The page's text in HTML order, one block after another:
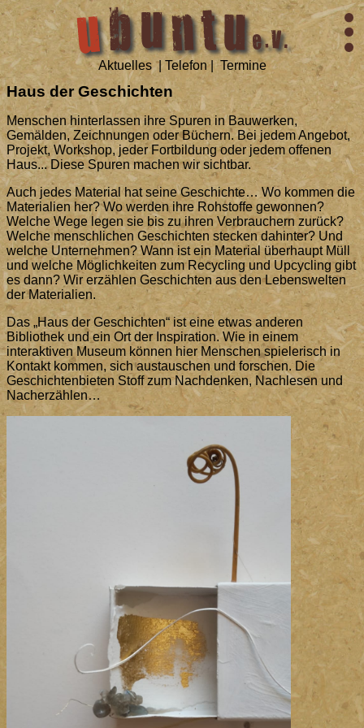
Aktuelles| Telefon| Termine
Haus der Geschichten
Menschen hinterlassen ihre Spuren in Bauwerken,
Gemälden, Zeichnungen oder Büchern. Bei jedem Angebot,
Projekt, Workshop, jeder Fortbildung oder jedem offenen
Haus... Diese Spuren machen wir sichtbar.
Auch jedes Material hat seine Geschichte… Wo kommen die
Materialien her? Wo werden ihre Rohstoffe gewonnen?
Welche Wege legen sie bis zu ihren Verbrauchern zurück?
Welche menschlichen Geschichten stecken dahinter? Und
welche Unternehmen? Wann ist ein Material überhaupt Müll
und welche Möglichkeiten zum Recycling und Upcycling gibt
es dann? Wir erzählen Geschichten aus den Lebenswelten
der Materialien.
Das „Haus der Geschichten“ ist eine etwas anderen
Bibliothek und ein Ort der Inspiration. Wie in einem
interaktiven Museum können hier Menschen spielerisch in
Kontakt kommen, sich austauschen und forschen. Die
Geschichtenbieten Stoff zum Nachdenken, Nachlesen und
Nacherzählen…